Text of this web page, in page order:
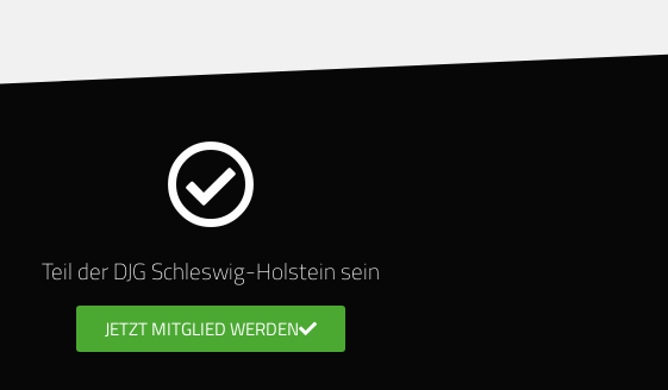
Teil der DJG Schleswig-Holstein sein
JETZT MITGLIED WERDEN